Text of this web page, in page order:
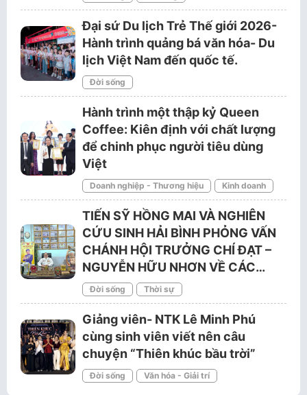
Đại sứ Du lịch Trẻ Thế giới 2026-
Hành trình quảng bá văn hóa- Du
lịch Việt Nam đến quốc tế.
Đời sống
Hành trình một thập kỷ Queen
Coffee: Kiên định với chất lượng
để chinh phục người tiêu dùng
Việt
Doanh nghiệp - Thương hiệu Kinh doanh
TIẾN SỸ HỒNG MAI VÀ NGHIÊN
CỨU SINH HẢI BÌNH PHỎNG VẤN
CHÁNH HỘI TRƯỞNG CHÍ ĐẠT –
NGUYỄN HỮU NHƠN VỀ CÁC…
Đời sống Thời sự
Giảng viên- NTK Lê Minh Phú
cùng sinh viên viết nên câu
chuyện “Thiên khúc bầu trời”
Đời sống Văn hóa - Giải trí